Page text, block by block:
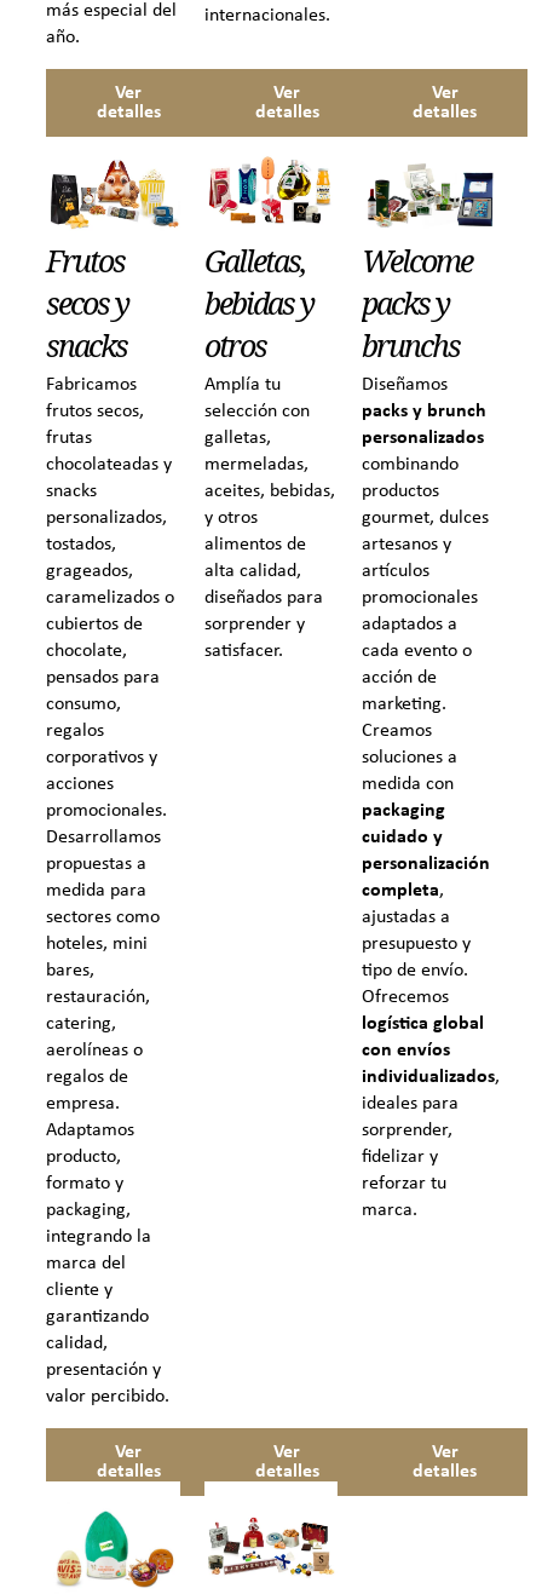
más especial del
año.
Ver
detalles
internacionales.
Ver
detalles
Ver
detalles
Frutos
secos y
snacks
Fabricamos
frutos secos,
frutas
chocolateadas y
snacks
personalizados,
tostados,
grageados,
caramelizados o
cubiertos de
chocolate,
pensados para
consumo,
regalos
corporativos y
acciones
promocionales.
Desarrollamos
propuestas a
medida para
sectores como
hoteles, mini
bares,
restauración,
catering,
aerolíneas o
regalos de
empresa.
Adaptamos
producto,
formato y
packaging,
integrando la
marca del
cliente y
garantizando
calidad,
presentación y
valor percibido.
Ver
detalles
Galletas,
bebidas y
otros
Amplía tu
selección con
galletas,
mermeladas,
aceites, bebidas,
y otros
alimentos de
alta calidad,
diseñados para
sorprender y
satisfacer.
Ver
detalles
Welcome
packs y
brunchs
Diseñamos
packs y brunch
personalizados
combinando
productos
gourmet, dulces
artesanos y
artículos
promocionales
adaptados a
cada evento o
acción de
marketing.
Creamos
soluciones a
medida con
packaging
cuidado y
personalización
completa,
ajustadas a
presupuesto y
tipo de envío.
Ofrecemos
logística global
con envíos
individualizados,
ideales para
sorprender,
fidelizar y
reforzar tu
marca.
Ver
detalles